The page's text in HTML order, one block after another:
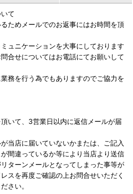
て
ためメールでのお返事にはお時間を頂
ュニケーションを大事にしております
合せについてはお電話にてお願いして
務を行う為でもありますのでご協力を
いて、3営業日以内に返信メールが届
当店に届いていないかまたは、ご記入
間違っているか等により当店より送信
ターンメールとなってしまった事等が
スを再度ご確認の上お問合せいただく
さい。